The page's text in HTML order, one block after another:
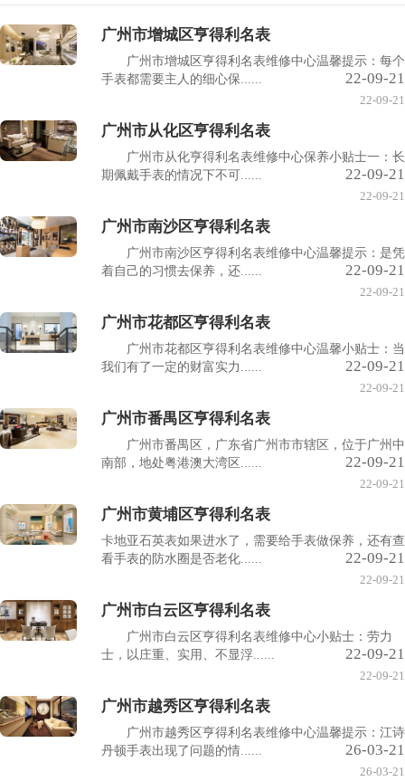
广州市增城区亨得利名表
广州市增城区亨得利名表维修中心温馨提示：每个
手表都需要主人的细心保......
22-09-21
22-09-21
广州市从化区亨得利名表
广州市从化亨得利名表维修中心保养小贴士一：长
期佩戴手表的情况下不可......
22-09-21
22-09-21
广州市南沙区亨得利名表
广州市南沙区亨得利名表维修中心温馨提示：是凭
着自己的习惯去保养，还......
22-09-21
22-09-21
广州市花都区亨得利名表
广州市花都区亨得利名表维修中心温馨小贴士：当
我们有了一定的财富实力......
22-09-21
22-09-21
广州市番禺区亨得利名表
广州市番禺区，广东省广州市市辖区，位于广州中
南部，地处粤港澳大湾区......
22-09-21
22-09-21
广州市黄埔区亨得利名表
卡地亚石英表如果进水了，需要给手表做保养，还有查
看手表的防水圈是否老化......
22-09-21
22-09-21
广州市白云区亨得利名表
广州市白云区亨得利名表维修中心小贴士：劳力
士，以庄重、实用、不显浮......
22-09-21
22-09-21
广州市越秀区亨得利名表
广州市越秀区亨得利名表维修中心温馨提示：江诗
丹顿手表出现了问题的情......
26-03-21
26-03-21